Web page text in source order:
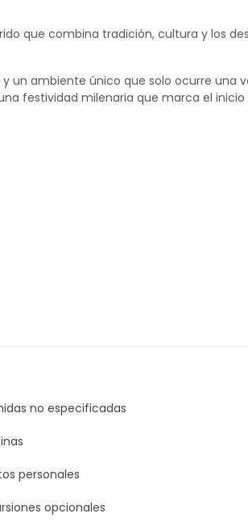
que combina tradición, cultura y los
un ambiente único que solo ocurre una
festividad milenaria que marca el inicio
no especificadas
personales
opcionales